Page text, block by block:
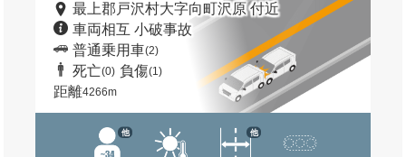
最上郡戸沢村大字向町沢原 付近
車両相互 小破事故
普通乗用車(2)
死亡(0) 負傷(1)
距離4266m
他 他